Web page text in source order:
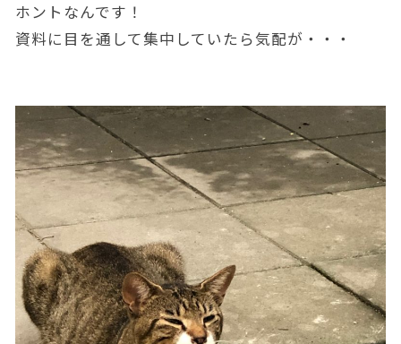
ホントなんです！
資料に目を通して集中していたら気配が・・・